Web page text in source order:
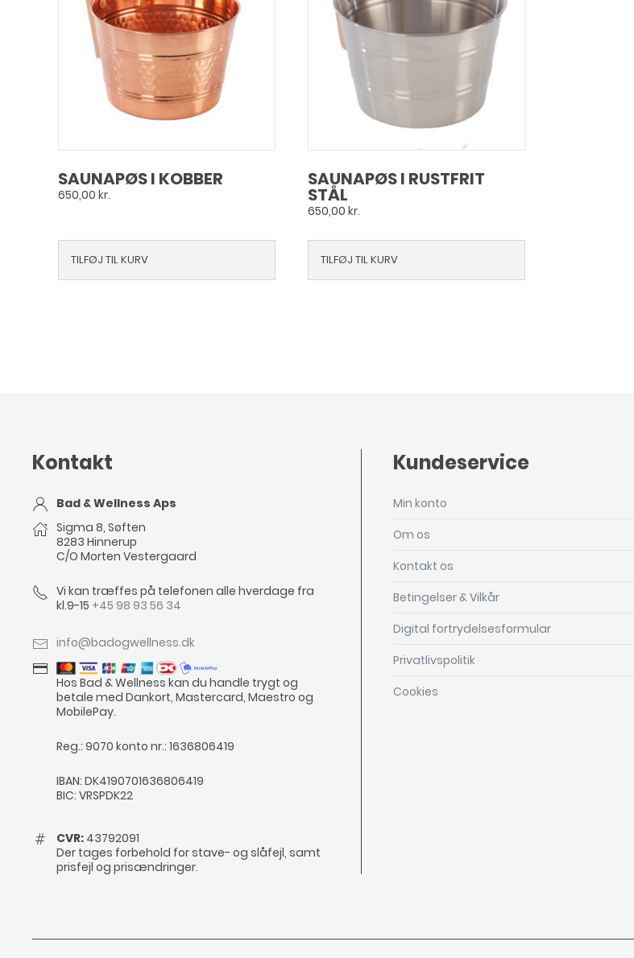
SAUNAPØS I KOBBER
650,00 kr.
TILFØJ TIL KURV
SAUNAPØS I RUSTFRIT
STÅL
650,00 kr.
TILFØJ TIL KURV
Kontakt
Bad & Wellness Aps
Sigma 8, Søften
8283 Hinnerup
C/O Morten Vestergaard
Vi kan træffes på telefonen alle hverdage fra
kl.9-15 +45 98 93 56 34
info@badogwellness.dk
Hos Bad & Wellness kan du handle trygt og
betale med Dankort, Mastercard, Maestro og
MobilePay.
Reg.: 9070 konto nr.: 1636806419
IBAN: DK4190701636806419
BIC: VRSPDK22
CVR: 43792091
Der tages forbehold for stave- og slåfejl, samt
prisfejl og prisændringer.
Kundeservice
Min konto
Om os
Kontakt os
Betingelser & Vilkår
Digital fortrydelsesformular
Privatlivspolitik
Cookies